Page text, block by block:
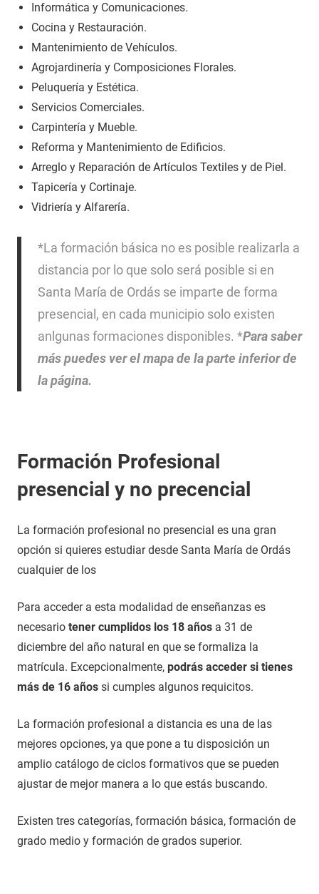
Informática y Comunicaciones.
Cocina y Restauración.
Mantenimiento de Vehículos.
Agrojardinería y Composiciones Florales.
Peluquería y Estética.
Servicios Comerciales.
Carpintería y Mueble.
Reforma y Mantenimiento de Edificios.
Arreglo y Reparación de Artículos Textiles y de Piel.
Tapicería y Cortinaje.
Vidriería y Alfarería.
*La formación básica no es posible realizarla a
distancia por lo que solo será posible si en
Santa María de Ordás se imparte de forma
presencial, en cada municipio solo existen
anlgunas formaciones disponibles. *Para saber
más puedes ver el mapa de la parte inferior de
la página.
Formación Profesional
presencial y no precencial
La formación profesional no presencial es una gran
opción si quieres estudiar desde Santa María de Ordás
cualquier de los
Para acceder a esta modalidad de enseñanzas es
necesario tener cumplidos los 18 años a 31 de
diciembre del año natural en que se formaliza la
matrícula. Excepcionalmente, podrás acceder si tienes
más de 16 años si cumples algunos requicitos.
La formación profesional a distancia es una de las
mejores opciones, ya que pone a tu disposición un
amplio catálogo de ciclos formativos que se pueden
ajustar de mejor manera a lo que estás buscando.
Existen tres categorías, formación básica, formación de
grado medio y formación de grados superior.